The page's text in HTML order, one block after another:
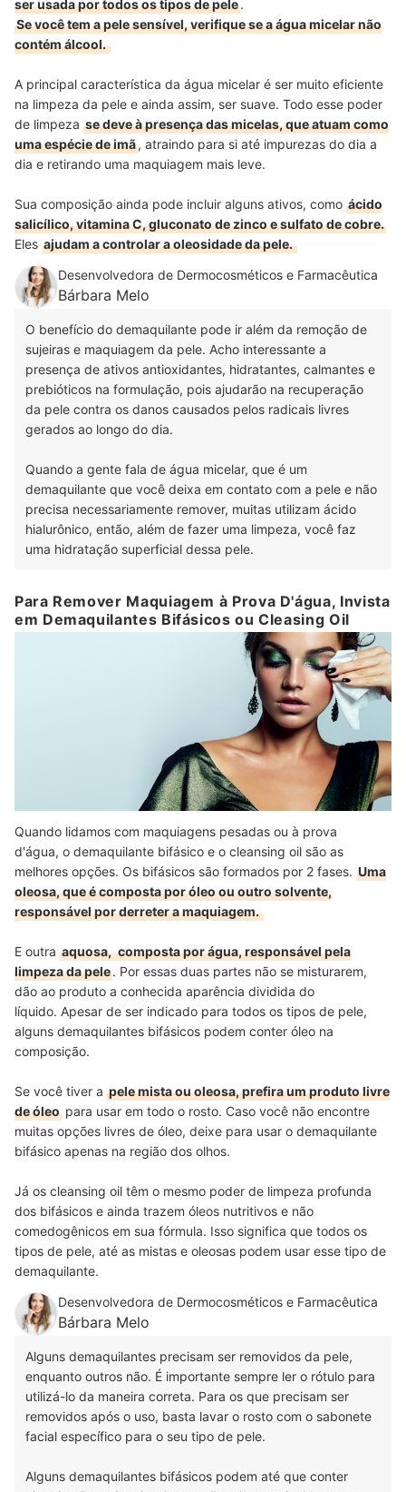
ser usada por todos os tipos de pele.
Se você tem a pele sensível, verifique se a água micelar não
contém álcool.
A principal característica da água micelar é ser muito eficiente
na limpeza da pele e ainda assim, ser suave. Todo esse poder
de limpeza se deve à presença das micelas, que atuam como
uma espécie de imã, atraindo para si até impurezas do dia a
dia e retirando uma maquiagem mais leve.
Sua composição ainda pode incluir alguns ativos, como ácido
salicílico, vitamina C, gluconato de zinco e sulfato de cobre.
Eles ajudam a controlar a oleosidade da pele.
Desenvolvedora de Dermocosméticos e Farmacêutica
Bárbara Melo
O benefício do demaquilante pode ir além da remoção de
sujeiras e maquiagem da pele. Acho interessante a
presença de ativos antioxidantes, hidratantes, calmantes e
prebióticos na formulação, pois ajudarão na recuperação
da pele contra os danos causados pelos radicais livres
gerados ao longo do dia.
Quando a gente fala de água micelar, que é um
demaquilante que você deixa em contato com a pele e não
precisa necessariamente remover, muitas utilizam ácido
hialurônico, então, além de fazer uma limpeza, você faz
uma hidratação superficial dessa pele.
Para Remover Maquiagem à Prova D'água, Invista
em Demaquilantes Bifásicos ou Cleasing Oil
Quando lidamos com maquiagens pesadas ou à prova
d'água, o demaquilante bifásico e o cleansing oil são as
melhores opções. Os bifásicos são formados por 2 fases. Uma
oleosa, que é composta por óleo ou outro solvente,
responsável por derreter a maquiagem.
E outra aquosa, composta por água, responsável pela
limpeza da pele. Por essas duas partes não se misturarem,
dão ao produto a conhecida aparência dividida do
líquido. Apesar de ser indicado para todos os tipos de pele,
alguns demaquilantes bifásicos podem conter óleo na
composição.
Se você tiver a pele mista ou oleosa, prefira um produto livre
de óleo para usar em todo o rosto. Caso você não encontre
muitas opções livres de óleo, deixe para usar o demaquilante
bifásico apenas na região dos olhos.
Já os cleansing oil têm o mesmo poder de limpeza profunda
dos bifásicos e ainda trazem óleos nutritivos e não
comedogênicos em sua fórmula. Isso significa que todos os
tipos de pele, até as mistas e oleosas podem usar esse tipo de
demaquilante.
Desenvolvedora de Dermocosméticos e Farmacêutica
Bárbara Melo
Alguns demaquilantes precisam ser removidos da pele,
enquanto outros não. É importante sempre ler o rótulo para
utilizá-lo da maneira correta. Para os que precisam ser
removidos após o uso, basta lavar o rosto com o sabonete
facial específico para o seu tipo de pele.
Alguns demaquilantes bifásicos podem até que conter